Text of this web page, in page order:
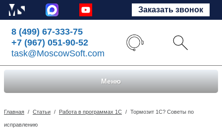
Заказать звонок
8 (499) 67-333-75
+7 (967) 051-90-52
task@MoscowSoft.com
Меню
Главная / Статьи / Работа в программах 1С / Тормозит 1С? Советы по
исправлению